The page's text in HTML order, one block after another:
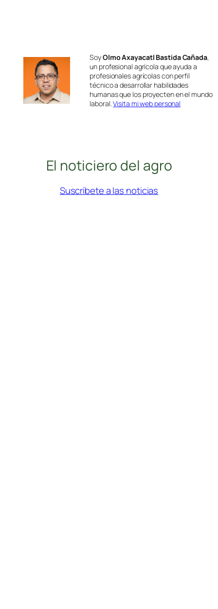
SoyOlmo Axayacatl Bastida Cañada,
un profesional agrícola que ayuda a
profesionales agrícolas con perfil
técnico a desarrollar habilidades
humanas que los proyecten en el mundo
laboral.Visita mi web personal
El noticiero del agro
Suscríbete a las noticias